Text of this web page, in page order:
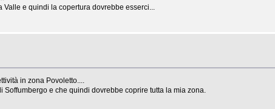
e quindi la copertura dovrebbe esserci...
in zona Povoletto....
e che quindi dovrebbe coprire tutta la mia zona.